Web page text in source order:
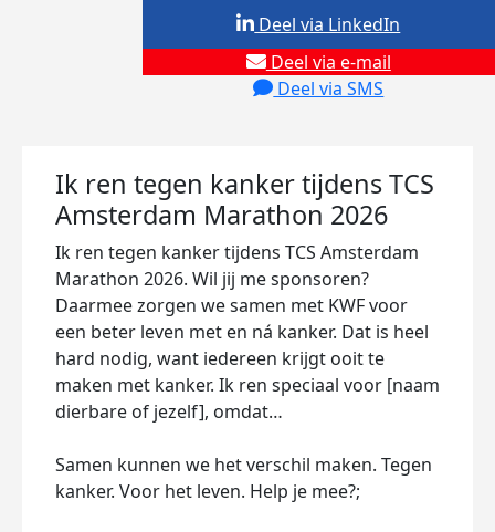
Deel via e-mail
Deel via SMS
Deel via LinkedIn
Ik ren tegen kanker tijdens TCS
Amsterdam Marathon 2026
Ik ren tegen kanker tijdens TCS Amsterdam
Marathon 2026. Wil jij me sponsoren?
Daarmee zorgen we samen met KWF voor
een beter leven met en ná kanker. Dat is heel
hard nodig, want iedereen krijgt ooit te
maken met kanker. Ik ren speciaal voor [naam
dierbare of jezelf], omdat…
Samen kunnen we het verschil maken. Tegen
kanker. Voor het leven. Help je mee?;